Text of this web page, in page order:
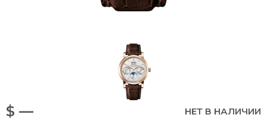
$ — НЕТ В НАЛИЧИИ